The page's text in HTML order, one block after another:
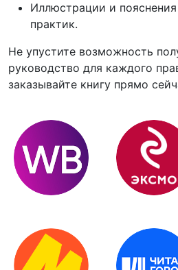
Иллюстрации и
практик.
Не упустите возможность
руководство для каждого
заказывайте книгу прямо